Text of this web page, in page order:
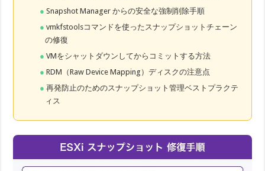
Snapshot Manager からの安全な強制削除手順
vmkfstoolsコマンドを使ったスナップショットチェーン
の修復
VMをシャットダウンしてからコミットする方法
RDM（Raw Device Mapping）ディスクの注意点
再発防止のためのスナップショット管理ベストプラクテ
ィス